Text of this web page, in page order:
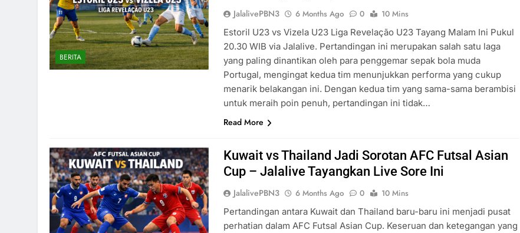
BERITA
JalalivePBN3 6 Months Ago 0
10 Mins
Estoril U23 vs Vizela U23 Liga Revelação U23 Tayang Malam Ini Pukul
20.30 WIB via Jalalive. Pertandingan ini merupakan salah satu laga
yang paling dinantikan oleh para penggemar sepak bola muda
Portugal, mengingat kedua tim menunjukkan performa yang cukup
menarik belakangan ini. Dengan kedua tim yang sama-sama berambisi
untuk meraih poin penuh, pertandingan ini tidak…
Read More
Kuwait vs Thailand Jadi Sorotan AFC Futsal Asian
Cup – Jalalive Tayangkan Live Sore Ini
JalalivePBN3 6 Months Ago 0
10 Mins
Pertandingan antara Kuwait dan Thailand baru-baru ini menjadi pusat
perhatian dalam AFC Futsal Asian Cup. Keseruan dan ketegangan yang